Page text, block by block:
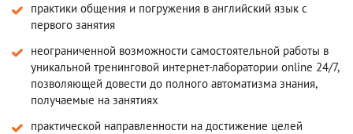
практики общения и погружения в английский язык с
первого занятия
неограниченной возможности самостоятельной работы в
уникальной тренинговой интернет-лаборатории online 24/7,
позволяющей довести до полного автоматизма знания,
получаемые на занятиях
практической направленности на достижение целей